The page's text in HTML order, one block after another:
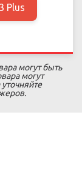
Plus
могут быть
могут